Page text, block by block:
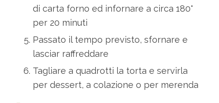
di carta forno ed infornare a circa 180°
per 20 minuti
Passato il tempo previsto, sfornare e
lasciar raffreddare
Tagliare a quadrotti la torta e servirla
per dessert, a colazione o per merenda